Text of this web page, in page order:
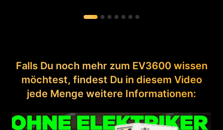
SUNENERGYXT: KEEP UP THE GREAT WORK
Falls Du noch mehr zum EV3600 wissen
möchtest, findest Du in diesem Video
jede Menge weitere Informationen: